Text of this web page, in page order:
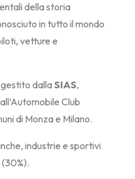
della storia
in tutto il mondo
vetture e
dallaSIAS,
Club
di Monza e Milano.
industrie e sportivi